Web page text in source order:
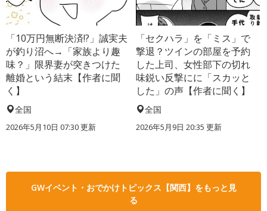
「10万円無断決済!?」誠実夫
が釣り沼へ→「家族より趣
味？」限界妻が突きつけた
離婚という結末【作者に聞
く】
全国
2026年5月10日 07:30 更新
「セクハラ」を「ミス」で
撃退？ツインの部屋を予約
した上司、女性部下の切れ
味鋭い反撃にに「スカッと
した」の声【作者に聞く】
全国
2026年5月9日 20:35 更新
GWイベント・おでかけトピックス【関西】をもっと見
る